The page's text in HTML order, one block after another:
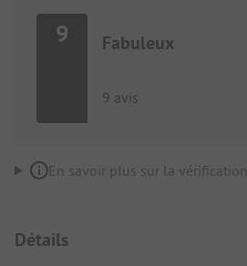
9 Fabuleux
9 avis
En savoir plus sur la vérification
Détails